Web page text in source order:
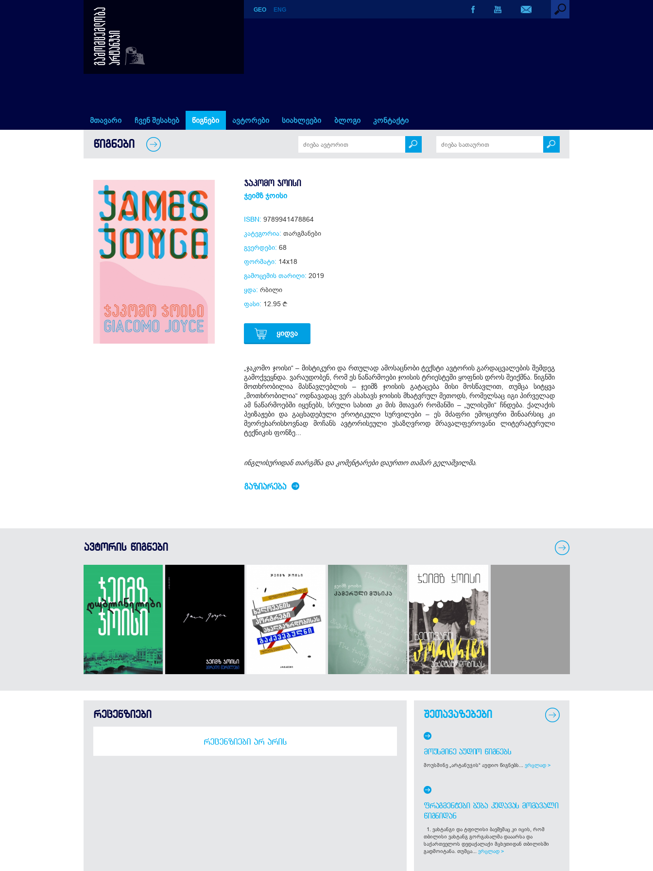
ჯაკომო ჯოისი
GEO ENG
მთავარი ჩვენ შესახებ წიგნები ავტორები სიახლეები ბლოგი კონტაქტი
ᲬᲘᲒᲜᲔᲑᲘ
ᲯᲐᲙᲝᲛᲝ ᲯᲝᲘᲡᲘ
ჯეიმზ ჯოისი
ISBN: 9789941478864
კატეგორია: თარგმანები
გვერდები: 68
ფორმატი: 14x18
გამოცემის თარიღი: 2019
ყდა: რბილი
ფასი: 12.95
ᲧᲘᲓᲕᲐ
„ჯაკომო ჯოისი“ – მისტიკური და რთულად ამოსაცნობი ტექსტი ავტორის გარდაცვალების შემდეგ
გამოქვეყნდა. ვარაუდობენ, რომ ეს ნაწარმოები ჯოისის ტრიესტეში ყოფნის დროს შეიქმნა. წიგნში
მოთხრობილია მასწავლებლის – ჯეიმზ ჯოისის გატაცება მისი მოსწავლით, თუმცა სიტყვა
„მოთხრობილია“ ოდნავადაც ვერ ასახავს ჯოისის მხატვრულ მეთოდს, რომელსაც იგი პირველად
ამ ნაწარმოებში იყენებს, სრული სახით კი მის მთავარ რომანში – „ულისეში“ ჩნდება. ქალაქის
პეიზაჟები და გაცხადებული ეროტიკული სურვილები – ეს მძაფრი ემოციური შინაარსიც კი
მეორეხარისხოვნად მოჩანს ავტორისეული უსაზღვროდ მრავალფეროვანი ლიტერატურული
ტექნიკის ფონზე...
ინგლისურიდან თარგმნა და კომენტარები დაურთო თამარ გელაშვილმა.
ᲒᲐᲖᲘᲐᲠᲔᲑᲐ
ავტორის წიგნები
რეცენზიები
ᲠᲔᲪᲔᲜᲖᲘᲔᲑᲘ ᲐᲠ ᲐᲠᲘᲡ
შეთავაზებები
ᲛᲝᲣᲡᲛᲘᲜᲔ ᲐᲣᲓᲘᲝ ᲬᲘᲒᲜᲔᲑᲡ
მოუსმინე „არტანუჯის“ აუდიო წიგნებს... ვრცლად >
ᲤᲠᲐᲒᲛᲔᲜᲢᲔᲑᲘ ᲑᲣᲑᲐ ᲙᲣᲓᲐᲕᲐᲡ ᲛᲝᲛᲐᲕᲐᲚᲘ
ᲬᲘᲒᲜᲘᲓᲐᲜ
1. ვახტანგი და ტფილისი ბავშვმაც კი იცის, რომ
თბილისი ვახტანგ გორგასალმა დააარსა და
საქართველოს დედაქალაქი მცხეთიდან თბილისში
გადმოიტანა. თუმცა... ვრცლად >